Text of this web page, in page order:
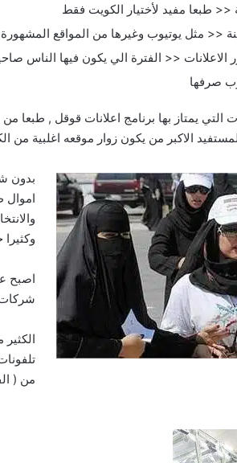
طبعا مفيد لأختيار الكويت فقط
<< مثل يوتيوب وغيرها من المواقع
<< الفترة الي يكون فيها الناس
صرفها
التي يمتاز بها برنامج اعلانات قوقل ,
الاكبر من يكون زوار موقعه اغلبية من
بدون
اموال
اصبح
شركات
من (